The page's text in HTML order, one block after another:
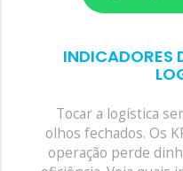
INDICADORES
Tocar a logística
olhos fechados. Os
operação perde